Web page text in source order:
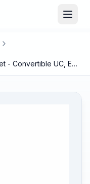
Jabra Engage SE Replacement Headset - Convertible UC, EMEA/APAC